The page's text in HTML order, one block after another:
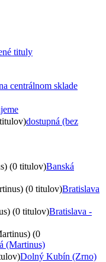
tituly
centrálnom sklade
dostupná (bez
(0 titulov)Banská
(0 titulov)Bratislava
(0 titulov)Bratislava -
(0
(Martinus)
Dolný Kubín (Zrno)